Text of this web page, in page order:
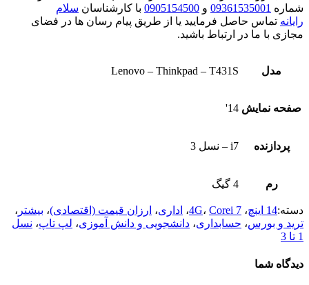
شماره 09361535001 و 0905154500 با کارشناسان سلام
رایانه تماس حاصل فرمایید یا از طریق پیام رسان ها در فضای
مجازی با ما در ارتباط باشید.
مدل Lenovo – Thinkpad – T431S
صفحه نمایش 14'
پردازنده i7 – نسل 3
رم 4 گیگ
دسته:14 اینچ ، 4G، Corei 7 ، اداری، ارزان قیمت (اقتصادی)، بیشتر ،
ترید و بورس، حسابداری، دانشجویی و دانش آموزی، لپ تاپ، نسل
1 تا 3
دیدگاه شما